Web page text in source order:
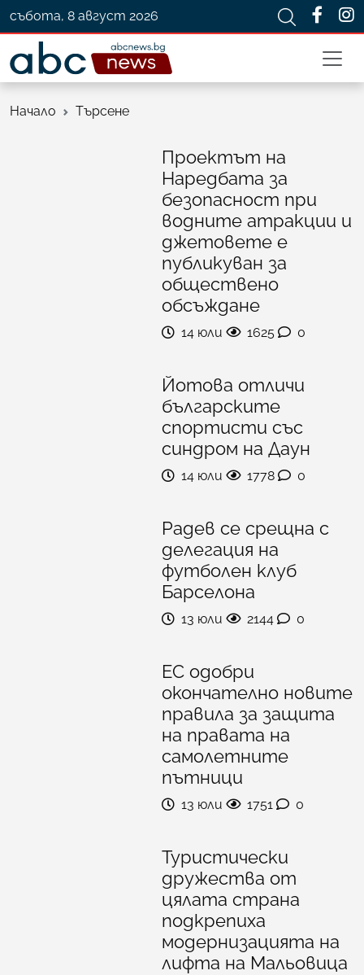
събота, 8 август 2026
Начало Търсене
Проектът на
Наредбата за
безопасност при
водните атракции и
джетовете е
публикуван за
обществено
обсъждане
14 юли 1625 0
Йотова отличи
българските
спортисти със
синдром на Даун
14 юли 1778 0
Радев се срещна с
делегация на
футболен клуб
Барселона
13 юли 2144 0
ЕС одобри
окончателно новите
правила за защита
на правата на
самолетните
пътници
13 юли 1751 0
Туристически
дружества от
цялата страна
подкрепиха
модернизацията на
лифта на Мальовица